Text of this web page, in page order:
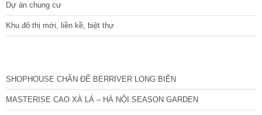
Dự án chung cư
Khu đô thị mới, liền kề, biệt thự
SHOPHOUSE CHÂN ĐẾ BERRIVER LONG BIÊN
MASTERISE CAO XÀ LÁ – HÀ NỘI SEASON GARDEN